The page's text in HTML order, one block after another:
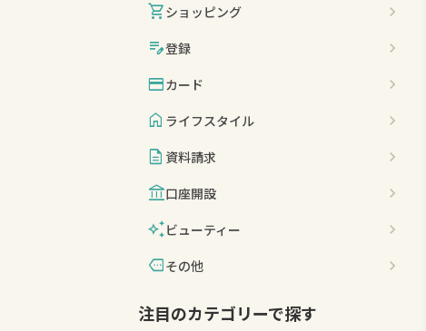
shopping_cartショッピング
edit_note登録
credit_cardカード
home ライフスタイル
description 資料請求
account_balance口座開設
auto_awesomeビューティー
moreその他
注目のカテゴリーで探す